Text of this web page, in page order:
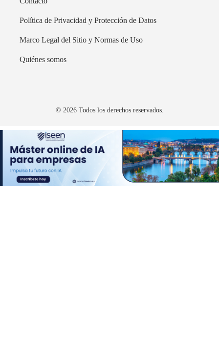
Política de Privacidad y Protección de Datos
Marco Legal del Sitio y Normas de Uso
Quiénes somos
© 2026 Todos los derechos reservados.